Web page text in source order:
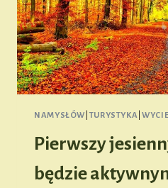
NAMYSŁÓW TURYSTYKA
Pierwszy
będzie